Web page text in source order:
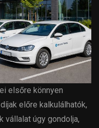
elsőre könnyen
előre kalkulálhatók,
vállalat úgy gondolja,